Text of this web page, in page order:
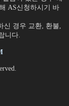
AS신청하시기 바
신 경우 교환, 환불,
니다.